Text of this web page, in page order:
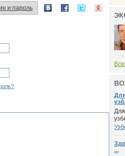
и пароль
...